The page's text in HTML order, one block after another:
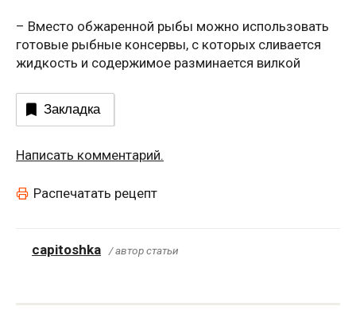
– Вместо обжаренной рыбы можно использовать
готовые рыбные консервы, с которых сливается
жидкость и содержимое разминается вилкой
Закладка
Написать комментарий.
Распечатать рецепт
capitoshka / автор статьи